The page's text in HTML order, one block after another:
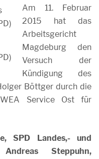
Am 11. Februar
2015 hat das
Arbeitsgericht
Magdeburg den
Versuch der
Kündigung des
Böttger durch die
WEA Service Ost für
SPD Landes,- und
Steppuhn,